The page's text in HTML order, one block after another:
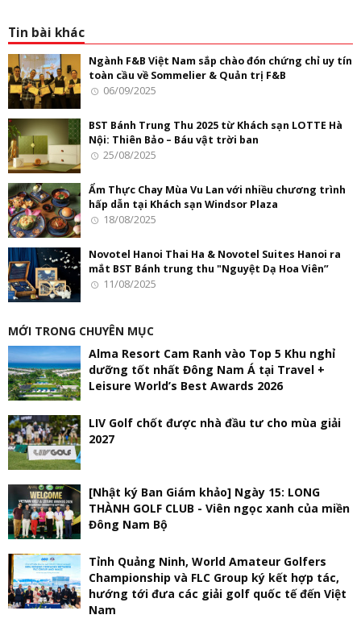
Tin bài khác
Ngành F&B Việt Nam sắp chào đón chứng chỉ uy tín
toàn cầu về Sommelier & Quản trị F&B
06/09/2025
BST Bánh Trung Thu 2025 từ Khách sạn LOTTE Hà
Nội: Thiên Bảo – Báu vật trời ban
25/08/2025
Ẩm Thực Chay Mùa Vu Lan với nhiều chương trình
hấp dẫn tại Khách sạn Windsor Plaza
18/08/2025
Novotel Hanoi Thai Ha & Novotel Suites Hanoi ra
mắt BST Bánh trung thu "Nguyệt Dạ Hoa Viên”
11/08/2025
MỚI TRONG CHUYÊN MỤC
Alma Resort Cam Ranh vào Top 5 Khu nghỉ
dưỡng tốt nhất Đông Nam Á tại Travel +
Leisure World’s Best Awards 2026
LIV Golf chốt được nhà đầu tư cho mùa giải
2027
[Nhật ký Ban Giám khảo] Ngày 15: LONG
THÀNH GOLF CLUB - Viên ngọc xanh của miền
Đông Nam Bộ
Tỉnh Quảng Ninh, World Amateur Golfers
Championship và FLC Group ký kết hợp tác,
hướng tới đưa các giải golf quốc tế đến Việt
Nam